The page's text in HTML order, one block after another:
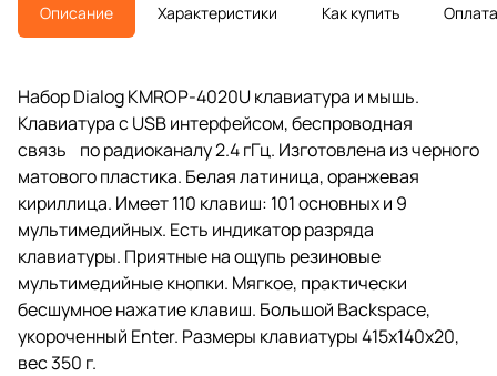
Описание Характеристики Как купить Оплата
Набор Dialog KMROP-4020U клавиатура и мышь.
Клавиатура с USB интерфейсом, беспроводная
связь по радиоканалу 2.4 гГц. Изготовлена из черного
матового пластика. Белая латиница, оранжевая
кириллица. Имеет 110 клавиш: 101 основных и 9
мультимедийных. Есть индикатор разряда
клавиатуры. Приятные на ощупь резиновые
мультимедийные кнопки. Мягкое, практически
бесшумное нажатие клавиш. Большой Backspace,
укороченный Enter. Размеры клавиатуры 415х140х20,
вес 350 г.